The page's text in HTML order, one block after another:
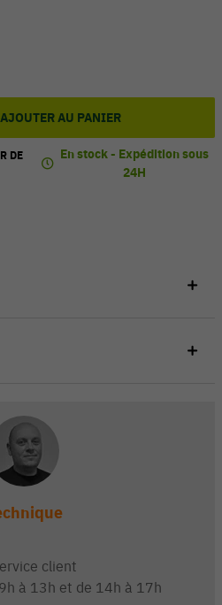
AJOUTER AU PANIER
DE
En stock - Expédition sous
24H
client
à 13h et de 14h à 17h